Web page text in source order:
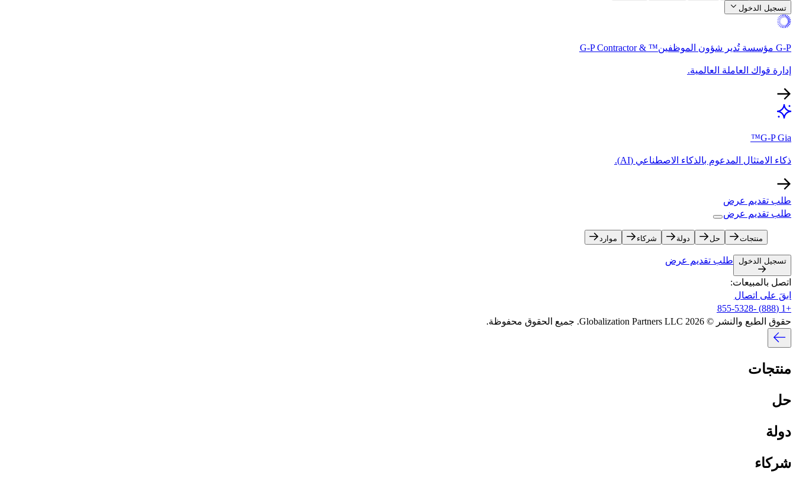
تسجيل الدخول​​
G-P مؤسسة تُدير شؤون الموظفين™ & G-P Contractor​​
إدارة قواك العاملة العالمية.​​
G-P Gia™​​
ذكاء الامتثال المدعوم بالذكاء الاصطناعي (AI).​​
طلب تقديم عرض​​
طلب تقديم عرض​​
منتجات​​ حل​​ دولة​​ شركاء​​ موارد​​
تسجيل الدخول​​ طلب تقديم عرض​​
اتصل بالمبيعات:​​
ابقَ على اتصال​​
+1 (888) -855-5328​​
حقوق الطبع والنشر © 2026 Globalization Partners LLC. جميع الحقوق محفوظة.​​
منتجات​​
حل​​
دولة​​
شركاء​​